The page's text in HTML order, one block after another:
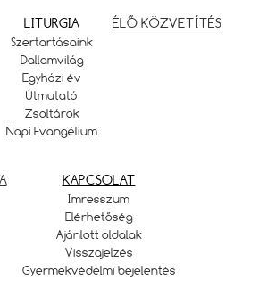
LITURGIA
Szertartásaink
Dallamvilág
Egyházi év
Útmutató
Zsoltárok
Napi Evangélium
ÉLŐ KÖZVETÍTÉS
KAPCSOLAT
Imresszum
Elérhetőség
Ajánlott oldalak
Visszajelzés
Gyermekvédelmi bejelentés